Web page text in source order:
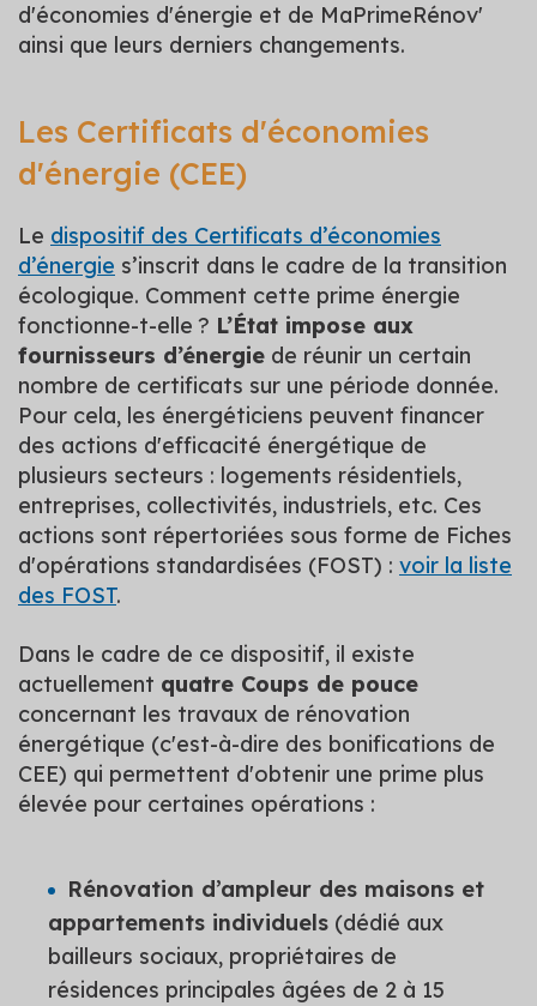
d'économies d'énergie et de MaPrimeRénov'
ainsi que leurs derniers changements.
Les Certificats d'économies
d'énergie (CEE)
Le dispositif des Certificats d’économies
d’énergie s’inscrit dans le cadre de la transition
écologique. Comment cette prime énergie
fonctionne-t-elle ? L’État impose aux
fournisseurs d’énergie de réunir un certain
nombre de certificats sur une période donnée.
Pour cela, les énergéticiens peuvent financer
des actions d'efficacité énergétique de
plusieurs secteurs : logements résidentiels,
entreprises, collectivités, industriels, etc. Ces
actions sont répertoriées sous forme de Fiches
d'opérations standardisées (FOST) : voir la liste
des FOST.
Dans le cadre de ce dispositif, il existe
actuellement quatre Coups de pouce
concernant les travaux de rénovation
énergétique (c'est-à-dire des bonifications de
CEE) qui permettent d'obtenir une prime plus
élevée pour certaines opérations :
Rénovation d’ampleur des maisons et
appartements individuels (dédié aux
bailleurs sociaux, propriétaires de
résidences principales âgées de 2 à 15